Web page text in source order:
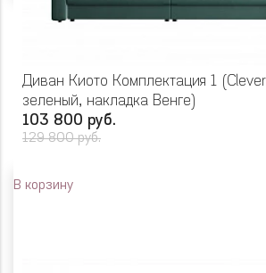
Диван Киото Комплектация 1
зеленый, накладка Венге)
103 800 руб.
129 800 руб.
В корзину